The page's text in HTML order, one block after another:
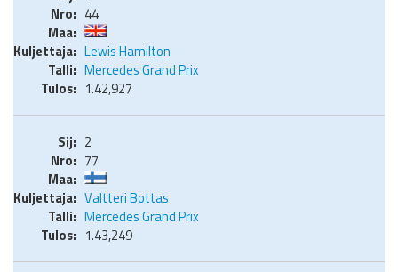
44
Lewis Hamilton
Mercedes Grand Prix
1.42,927
2
77
Valtteri Bottas
Mercedes Grand Prix
1.43,249